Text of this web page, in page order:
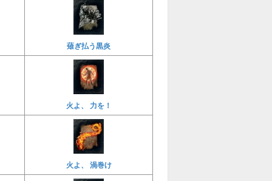
薙ぎ払う黒炎
火よ、 力を！
火よ、 渦巻け